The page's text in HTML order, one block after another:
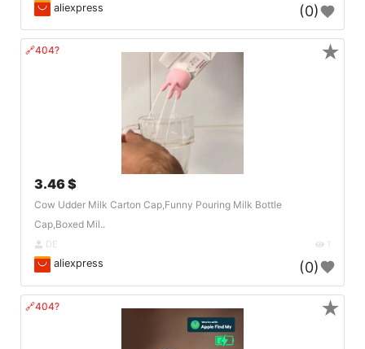
aliexpress (0)
🔗404?
3.46 $
Cow Udder Milk Carton Cap,Funny Pouring Milk Bottle
Cap,Boxed Mil..
DE 1
aliexpress (0)
★
🔗404? ★